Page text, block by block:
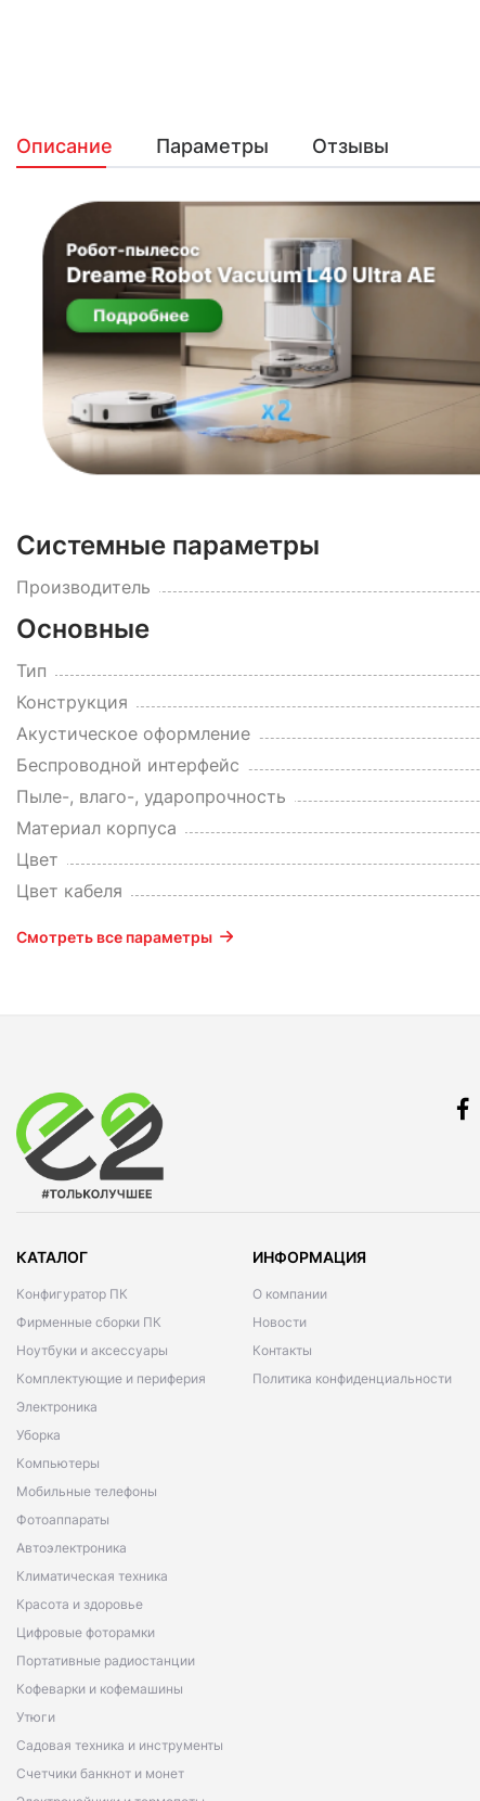
Описание Параметры Отзывы
Системные параметры
Производитель
Основные
Тип
Конструкция
Акустическое оформление
Беспроводной интерфейс
Пыле-, влаго-, ударопрочность
Материал корпуса
Цвет
Цвет кабеля
Смотреть все параметры
КАТАЛОГ
Конфигуратор ПК
Фирменные сборки ПК
Ноутбуки и аксессуары
Комплектующие и периферия
Электроника
Уборка
Компьютеры
Мобильные телефоны
Фотоаппараты
Автоэлектроника
Климатическая техника
Красота и здоровье
Цифровые фоторамки
Портативные радиостанции
Кофеварки и кофемашины
Утюги
Садовая техника и инструменты
Счетчики банкнот и монет
ИНФОРМАЦИЯ
О компании
Новости
Контакты
Политика конфиденциальности